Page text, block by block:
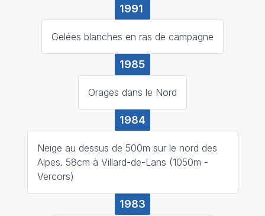
1991
Gelées blanches en ras de campagne
1985
Orages dans le Nord
1984
Neige au dessus de 500m sur le nord des
Alpes. 58cm à Villard-de-Lans (1050m -
Vercors)
1983